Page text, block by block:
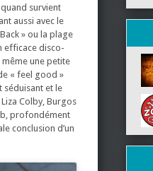
survient
aussi avec le
» ou la plage
efficace disco-
même une petite
« feel good »
séduisant et le
Colby, Burgos
b, profondément
conclusion d’un